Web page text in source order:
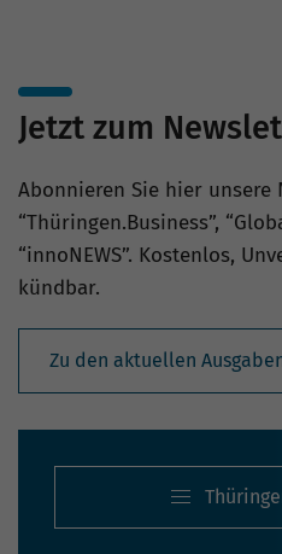
Jetzt zum
Abonnieren Sie hier unsere
“Thüringen.Business”,
“innoNEWS”. Kostenlos,
kündbar.
Zu den aktuellen